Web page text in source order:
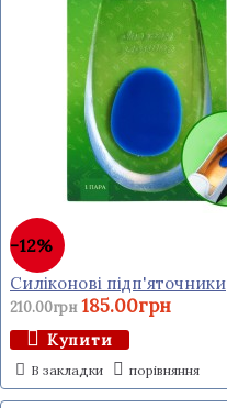
-12%
Силіконові підп'яточники
210.00грн 185.00грн
Купити
В закладки порівняння